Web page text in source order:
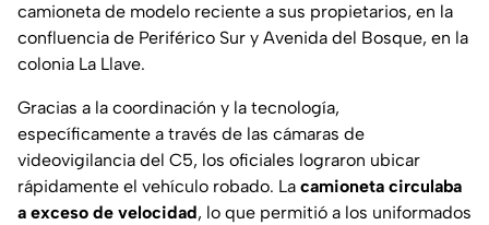
camioneta de modelo reciente a sus propietarios, en la
confluencia de Periférico Sur y Avenida del Bosque, en la
colonia La Llave.
Gracias a la coordinación y la tecnología,
específicamente a través de las cámaras de
videovigilancia del C5, los oficiales lograron ubicar
rápidamente el vehículo robado. La camioneta circulaba
a exceso de velocidad, lo que permitió a los uniformados